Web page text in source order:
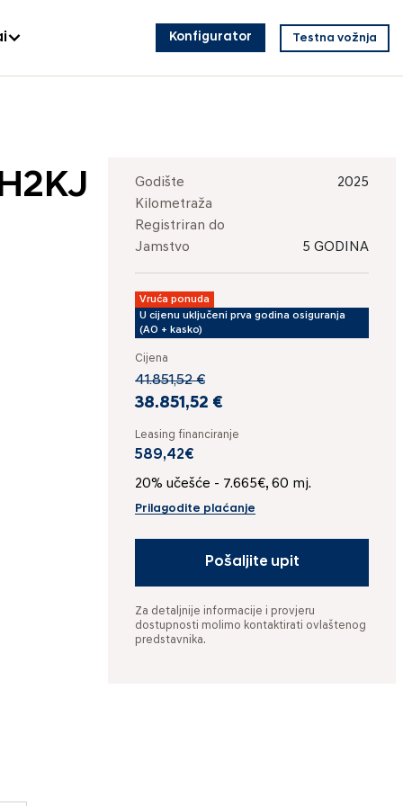
Konfigurator Testna vožnja
Godište
2025
Kilometraža
Registriran do
Jamstvo
5 GODINA
Vruća ponuda
U cijenu uključeni prva godina osiguranja
(AO + kasko)
Cijena
41.851,52 €
38.851,52 €
Leasing financiranje
589,42€
20% učešće - 7.665€, 60 mj.
Prilagodite plaćanje
Pošaljite upit
Za detaljnije informacije i provjeru
dostupnosti molimo kontaktirati ovlaštenog
predstavnika.